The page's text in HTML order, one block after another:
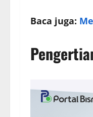
Baca juga: